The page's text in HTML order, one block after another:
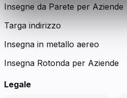
Insegne da Parete per Aziende
Targa indirizzo
Insegna in metallo aereo
Insegna Rotonda per Aziende
Legale